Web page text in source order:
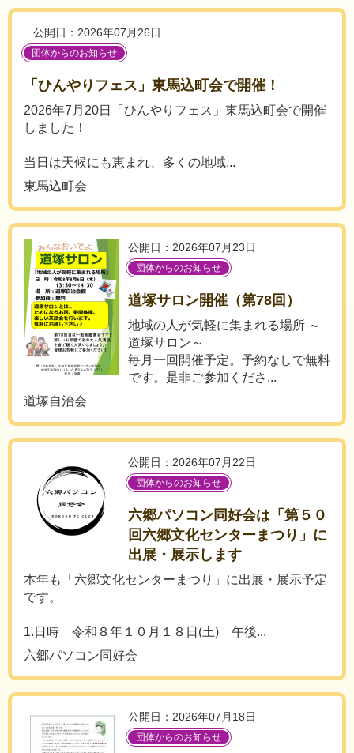
公開日：2026年07月26日
団体からのお知らせ
「ひんやりフェス」東馬込町会で開催！
2026年7月20日「ひんやりフェス」東馬込町会で開催
しました！
当日は天候にも恵まれ、多くの地域...
東馬込町会
公開日：2026年07月23日
団体からのお知らせ
道塚サロン開催（第78回）
地域の人が気軽に集まれる場所 ～
道塚サロン～
毎月一回開催予定。予約なしで無料
です。是非ご参加くださ...
道塚自治会
公開日：2026年07月22日
団体からのお知らせ
六郷パソコン同好会は「第５０
回六郷文化センターまつり」に
出展・展示します
本年も「六郷文化センターまつり」に出展・展示予定
です。
1.日時 令和８年１０月１８日(土) 午後...
六郷パソコン同好会
公開日：2026年07月18日
団体からのお知らせ